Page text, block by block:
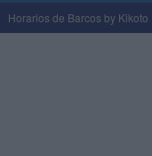
Horarios de Barcos by Kikoto